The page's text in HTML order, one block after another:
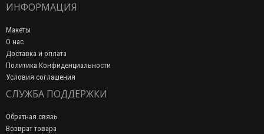
ИНФОРМАЦИЯ
Макеты
О нас
Доставка и оплата
Политика Конфиденциальности
Условия соглашения
СЛУЖБА ПОДДЕРЖКИ
Обратная связь
Возврат товара